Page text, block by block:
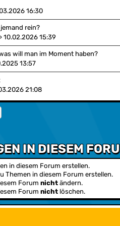
16:30
rein?
10.02.2026 15:39
will man im Moment haben?
13:57
21:08
IN DIESEM
in diesem Forum erstellen.
Themen in diesem Forum erstellen.
Forum nicht ändern.
Forum nicht löschen.